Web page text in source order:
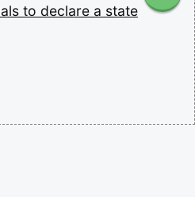
to declare a state